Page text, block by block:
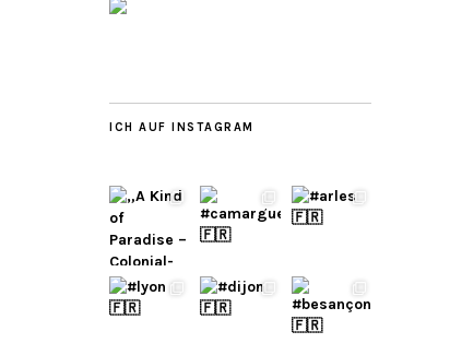
ICH AUF INSTAGRAM